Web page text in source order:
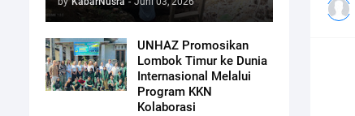
UNHAZ Promosikan
Lombok Timur ke Dunia
Internasional Melalui
Program KKN
Kolaborasi